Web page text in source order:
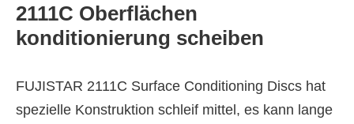
2111C Oberflächen
konditionierung scheiben
FUJISTAR 2111C Surface Conditioning Discs hat
spezielle Konstruktion schleif mittel, es kann lange